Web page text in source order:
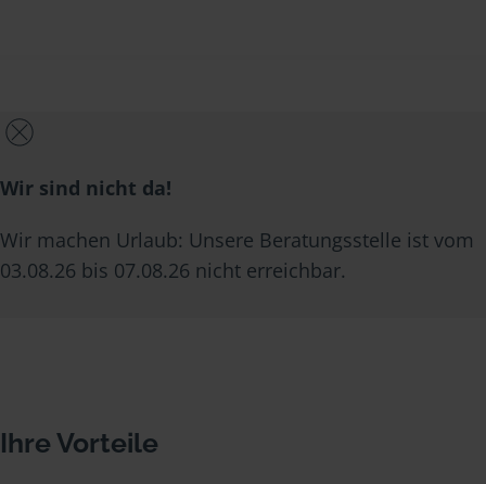
Wir sind nicht da!
Wir machen Urlaub: Unsere Beratungsstelle ist vom
03.08.26 bis 07.08.26 nicht erreichbar.
Ihre Vorteile